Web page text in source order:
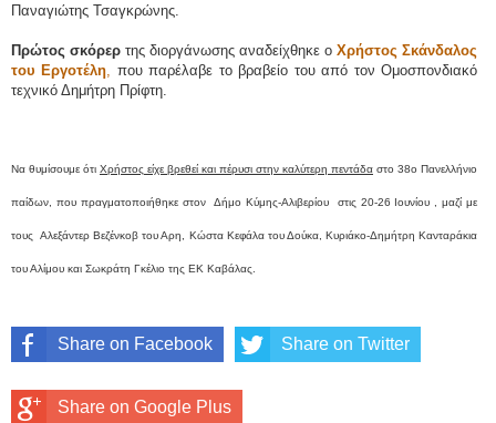
Παναγιώτης Τσαγκρώνης.
Πρώτος σκόρερ της διοργάνωσης αναδείχθηκε ο Χρήστος Σκάνδαλος
του Εργοτέλη
που παρέλαβε το βραβείο του από τον Ομοσπονδιακό
τεχνικό Δημήτρη Πρίφτη.
Να θυμίσουμε ότι Χρήστος είχε βρεθεί και πέρυσι στην καλύτερη πεντάδα στο 38ο Πανελλήνιο
παίδων, που πραγματοποιήθηκε στον Δήμο Κύμης-Αλιβερίου στις 20-26 Ιουνίου , μαζί με
τους Αλεξάντερ Βεζένκοβ του Αρη, Κώστα Κεφάλα του Δούκα, Κυριάκο-Δημήτρη Κανταράκια
του Αλίμου και Σωκράτη Γκέλιο της ΕΚ Καβάλας.
Share on Facebook Share on Twitter
Share on Google Plus